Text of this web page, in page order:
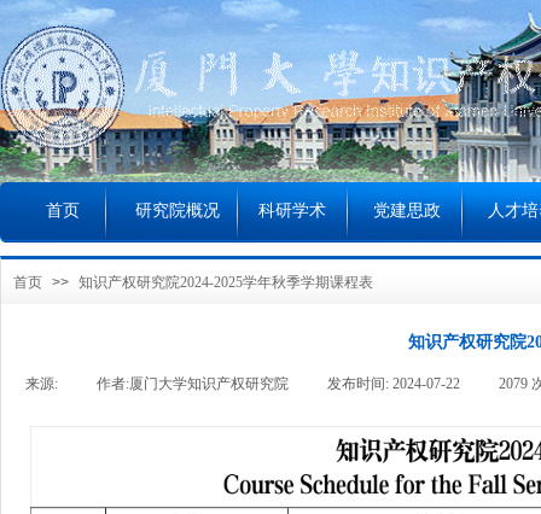
首页 研究院概况 科研学术 党建思政 人才培
首页 >> 知识产权研究院2024-2025学年秋季学期课程表
知识产权研究院
来源: 作者:厦门大学知识产权研究院 发布时间: 2024-07-22 2079